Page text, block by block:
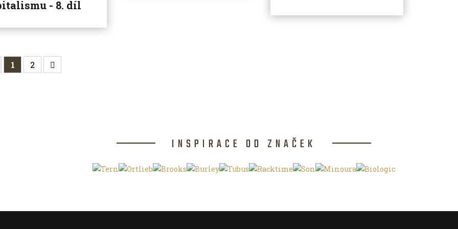
- 8. díl
1 2
INSPIRACE OD ZNAČEK